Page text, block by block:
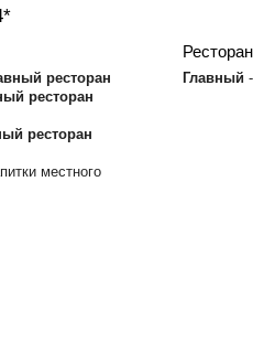
ресторан
ресторан
ресторан
местного
Главный